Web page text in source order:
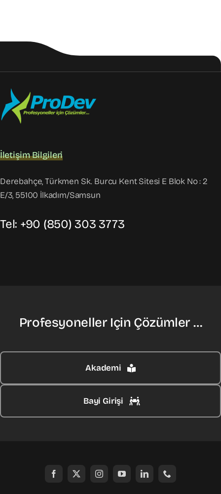
İletişim Bilgileri
Derebahçe, Türkmen Sk. Burcu Kent Sitesi E Blok No : 2
E/3, 55100 İlkadım/Samsun
Tel: +90 (850) 303 3773
Profesyoneller Için Çözümler …
Akademi
Bayi Girişi